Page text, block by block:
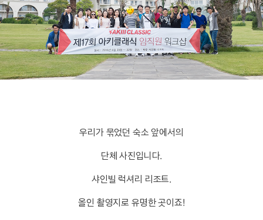
우리가 묶었던 숙소 앞에서의
단체 사진입니다.
샤인빌 럭셔리 리조트.
올인 촬영지로 유명한 곳이죠!